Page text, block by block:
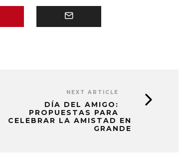
NEXT ARTICLE
DÍA DEL AMIGO:
PROPUESTAS PARA
CELEBRAR LA AMISTAD EN
GRANDE